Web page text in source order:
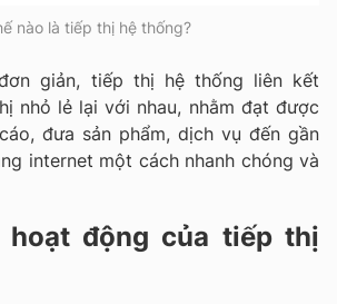
nào là tiếp thị hệ thống?
giản, tiếp thị hệ thống liên kết
nhỏ lẻ lại với nhau, nhằm đạt được
đưa sản phẩm, dịch vụ đến gần
internet một cách nhanh chóng và
hoạt động của tiếp thị